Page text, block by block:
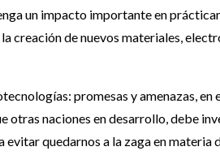
un impacto importante en
creación de nuevos materiales,
promesas y amenazas,
otras naciones en desarrollo, debe
quedarnos a la zaga en materia